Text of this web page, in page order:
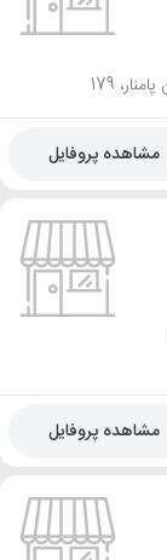
مشاهده پروفایل
مشاهده پروفایل